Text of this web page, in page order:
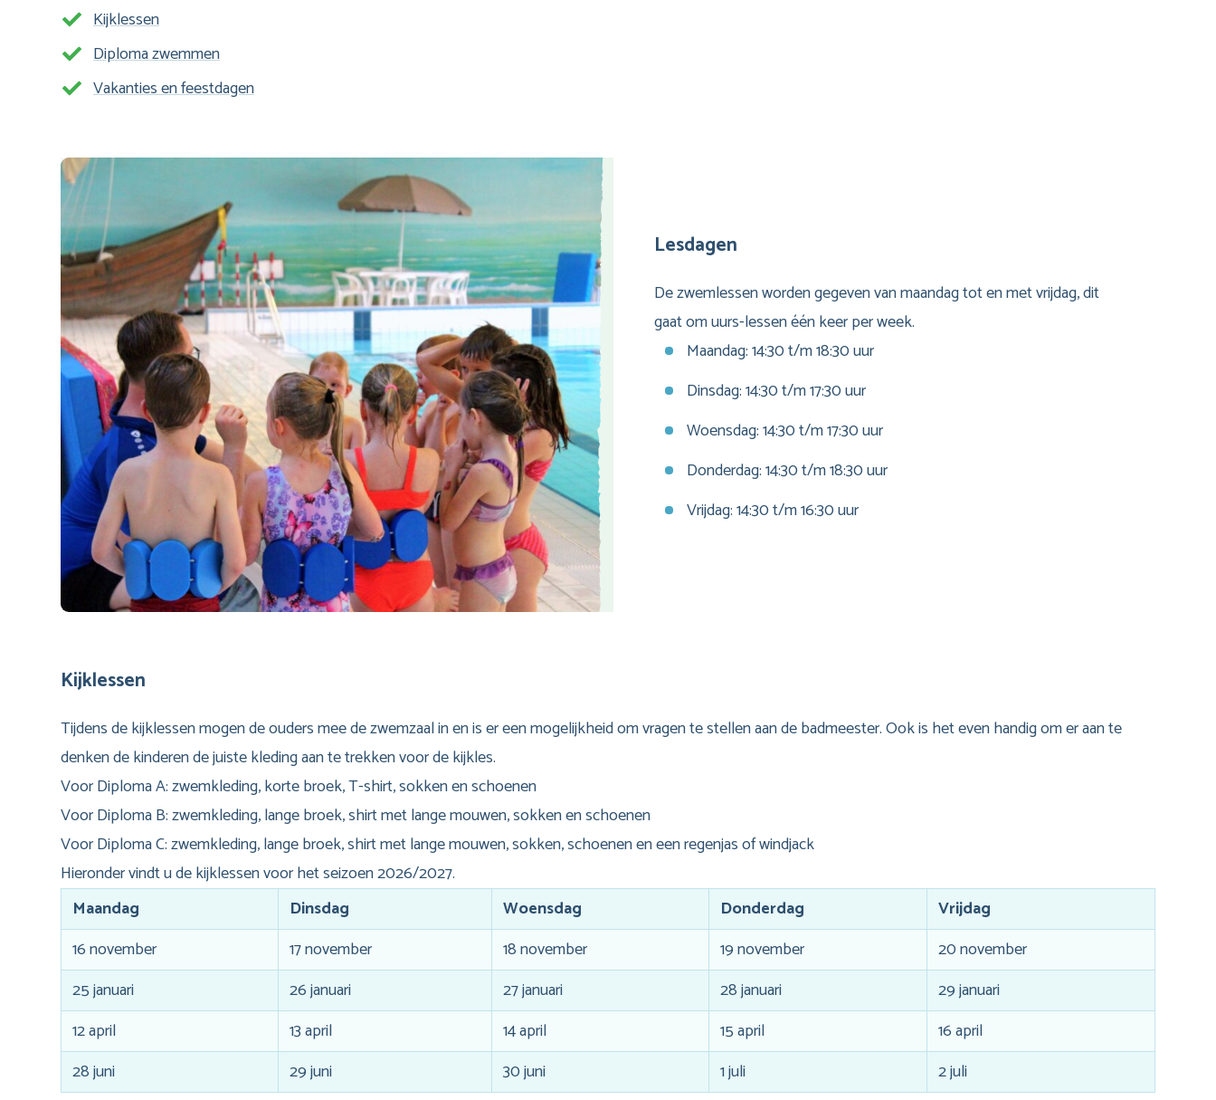
Kijklessen
Diploma zwemmen
Vakanties en feestdagen
Lesdagen
De zwemlessen worden gegeven van maandag tot en met vrijdag, dit
gaat om uurs-lessen één keer per week.
Maandag: 14:30 t/m 18:30 uur
Dinsdag: 14:30 t/m 17:30 uur
Woensdag: 14:30 t/m 17:30 uur
Donderdag: 14:30 t/m 18:30 uur
Vrijdag: 14:30 t/m 16:30 uur
Kijklessen
Tijdens de kijklessen mogen de ouders mee de zwemzaal in en is er een mogelijkheid om vragen te stellen aan de badmeester. Ook is het even handig om er aan te
denken de kinderen de juiste kleding aan te trekken voor de kijkles.
Voor Diploma A: zwemkleding, korte broek, T-shirt, sokken en schoenen
Voor Diploma B: zwemkleding, lange broek, shirt met lange mouwen, sokken en schoenen
Voor Diploma C: zwemkleding, lange broek, shirt met lange mouwen, sokken, schoenen en een regenjas of windjack
Hieronder vindt u de kijklessen voor het seizoen 2026/2027.
Maandag
Dinsdag Woensdag Donderdag
Vrijdag
16 november
17 november 18 november 19 november
20 november
25 januari
26 januari 27 januari 28 januari
29 januari
12 april
13 april 14 april 15 april
16 april
28 juni
29 juni 30 juni 1 juli 2 juli